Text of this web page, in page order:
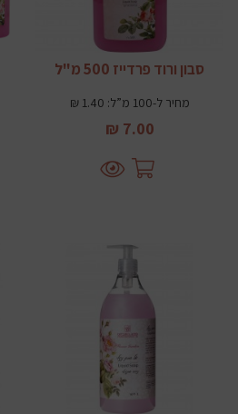
סבון ורוד פרדייז 500 מ"ל
מחיר ל-100 מ”ל: 1.40 ₪
7.00 ₪